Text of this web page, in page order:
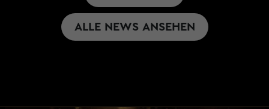
ALLE NEWS ANSEHEN